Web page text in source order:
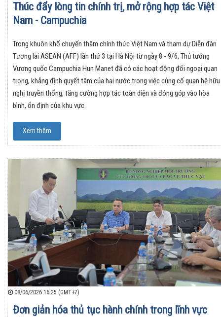
Thúc đẩy lòng tin chính trị, mở rộng hợp tác Việt
Nam - Campuchia
Trong khuôn khổ chuyến thăm chính thức Việt Nam và tham dự Diễn đàn
Tương lai ASEAN (AFF) lần thứ 3 tại Hà Nội từ ngày 8 - 9/6, Thủ tướng
Vương quốc Campuchia Hun Manet đã có các hoạt động đối ngoại quan
trọng, khẳng định quyết tâm của hai nước trong việc củng cố quan hệ hữu
nghị truyền thống, tăng cường hợp tác toàn diện và đóng góp vào hòa
bình, ổn định của khu vực.
Xem thêm
08/06/2026 16:25 (GMT+7)
Đơn giản hóa thủ tục hành chính trong lĩnh vực